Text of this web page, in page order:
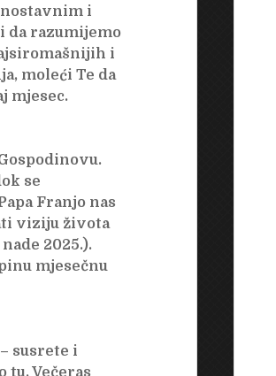
i
da razumijemo
i
moleći Te da
mjesec.
se
Franjo nas
viziju života
2025.).
mjesečnu
susrete i
tu. Večeras